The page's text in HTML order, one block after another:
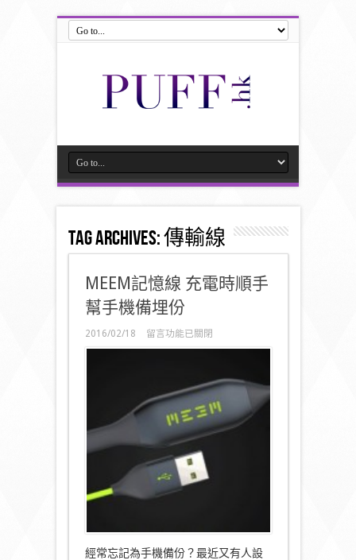
Tag Archives:傳輸線
MEEM記憶線 充電時順手
幫手機備埋份
2016/02/18
在
〈MEEM
充
電
幫
機
份〉
中
留言功能已關閉
經常忘記為手機備份？最近又有人設